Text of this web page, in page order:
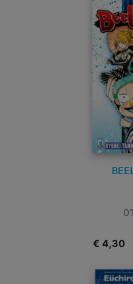
€ 4,30